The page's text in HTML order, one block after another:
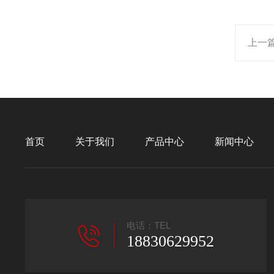
上一
首页 关于我们 产品中心 新闻中心
电话：TEL
18830629952